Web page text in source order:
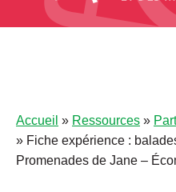
Accueil » Ressources »
» Fiche expérience :
Promenades de Jane –